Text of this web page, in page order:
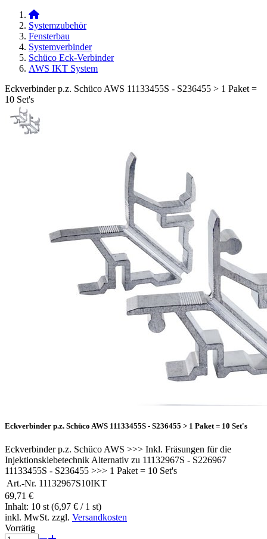
Systemzubehör
Fensterbau
Systemverbinder
Schüco Eck-Verbinder
AWS IKT System
Eckverbinder p.z. Schüco AWS 11133455S - S236455 > 1 Paket =
10 Set's
Eckverbinder p.z. Schüco AWS 11133455S - S236455 > 1 Paket = 10 Set's
Eckverbinder p.z. Schüco AWS >>> Inkl. Fräsungen für die
Injektionsklebetechnik Alternativ zu 11132967S - S226967
11133455S - S236455 >>> 1 Paket = 10 Set's
Art.-Nr. 11132967S10IKT
69,71 €
Inhalt: 10 st (6,97 € / 1 st)
inkl. MwSt. zzgl. Versandkosten
Vorrätig